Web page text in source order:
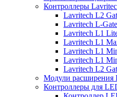
Контроллеры
Lavritech L2
Lavritech L-
Lavritech L1
Lavritech L1
Lavritech L1
Lavritech L1
Lavritech L2
Модули расширения
Контроллеры для